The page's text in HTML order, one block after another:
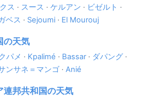
ス · スース · ケルアン · ビゼルト ·
ベス · Sejoumi · El Mourouj
天気
パメ · Kpalimé · Bassar· ダパング ·
ンサネ＝マンゴ · Anié
邦共和国の天気